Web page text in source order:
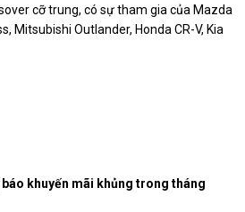
cỡ trung, có sự tham gia của Mazda
Mitsubishi Outlander, Honda CR-V, Kia
khuyến mãi khủng trong tháng